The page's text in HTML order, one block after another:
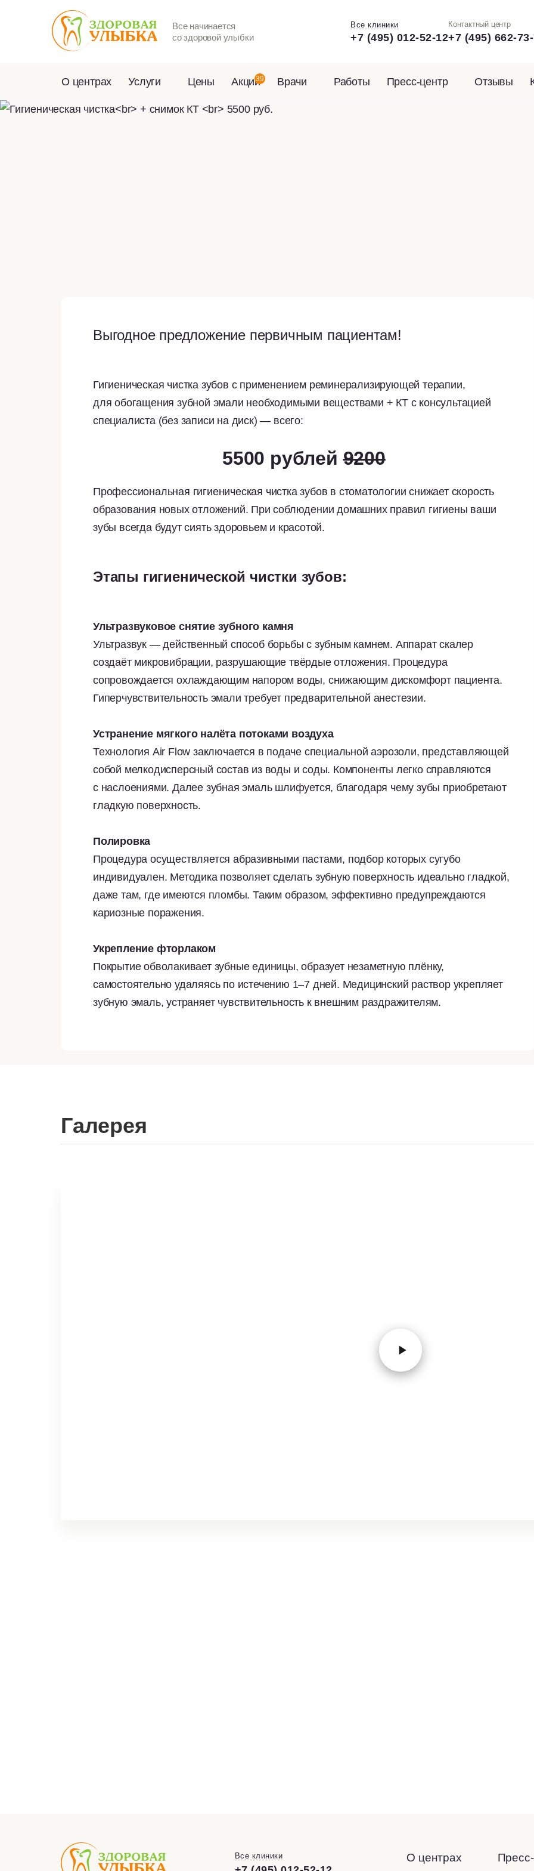
Все начинается
со здоровой улыбки
Все клиники
+7 (495) 012-52-12
Контактный центр
+7 (495) 662-
О центрах Услуги Цены Акции39 Врачи Работы Пресс-центр Отзывы
Выгодное предложение первичным пациентам!
Гигиеническая чистка зубов с применением реминерализирующей терапии,
для обогащения зубной эмали необходимыми веществами + КТ с консультацией
специалиста (без записи на диск) — всего:
5500 рублей9200
Профессиональная гигиеническая чистка зубов в стоматологии снижает скорость
образования новых отложений. При соблюдении домашних правил гигиены ваши
зубы всегда будут сиять здоровьем и красотой.
Этапы гигиенической чистки зубов:
Ультразвуковое снятие зубного камня
Ультразвук — действенный способ борьбы с зубным камнем. Аппарат скалер
создаёт микровибрации, разрушающие твёрдые отложения. Процедура
сопровождается охлаждающим напором воды, снижающим дискомфорт пациента.
Гиперчувствительность эмали требует предварительной анестезии.
Устранение мягкого налёта потоками воздуха
Технология Air Flow заключается в подаче специальной аэрозоли, представляющей
собой мелкодисперсный состав из воды и соды. Компоненты легко справляются
с наслоениями. Далее зубная эмаль шлифуется, благодаря чему зубы приобретают
гладкую поверхность.
Полировка
Процедура осуществляется абразивными пастами, подбор которых сугубо
индивидуален. Методика позволяет сделать зубную поверхность идеально гладкой,
даже там, где имеются пломбы. Таким образом, эффективно предупреждаются
кариозные поражения.
Укрепление фторлаком
Покрытие обволакивает зубные единицы, образует незаметную плёнку,
самостоятельно удаляясь по истечению 1–7 дней. Медицинский раствор укрепляет
зубную эмаль, устраняет чувствительность к внешним раздражителям.
Галерея
Все клиники О центрах